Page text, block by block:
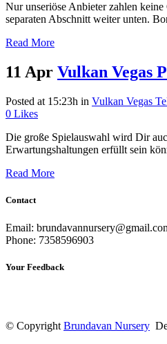
Nur unseriöse Anbieter zahlen
separaten Abschnitt weiter unten.
Read More
11 Apr Vulkan Vegas
Posted at 15:23h in Vulkan Vegas
0 Likes
Die große Spielauswahl wird Dir
Erwartungshaltungen erfüllt sein
Read More
Contact
Email:
Phone: 7358596903
Your Feedback
© Copyright Brundavan Nursery